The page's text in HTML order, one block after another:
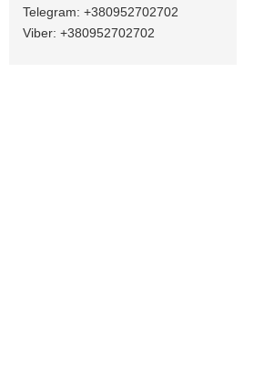
+380952702702
+380952702702